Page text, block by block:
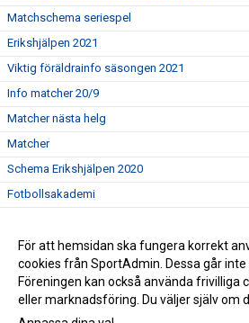
Matchschema seriespel
Erikshjälpen 2021
Viktig föräldrainfo säsongen 2021
Info matcher 20/9
Matcher nästa helg
Matcher
Schema Erikshjälpen 2020
Fotbollsakademi
Inför poolspel
Erikshjälpen
För att hemsidan ska fungera korrekt
cookies från SportAdmin. Dessa går inte
Föreningen kan också använda frivilliga
eller marknadsföring. Du väljer själv om